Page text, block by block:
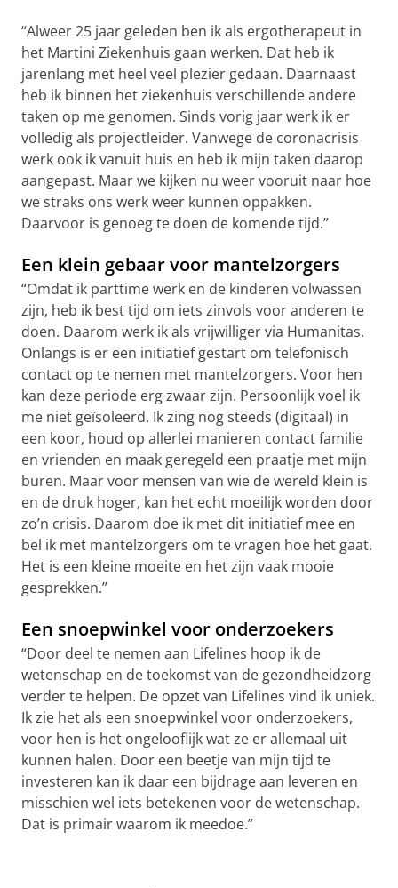
“Alweer 25 jaar geleden ben ik als ergotherapeut in
het Martini Ziekenhuis gaan werken. Dat heb ik
jarenlang met heel veel plezier gedaan. Daarnaast
heb ik binnen het ziekenhuis verschillende andere
taken op me genomen. Sinds vorig jaar werk ik er
volledig als projectleider. Vanwege de coronacrisis
werk ook ik vanuit huis en heb ik mijn taken daarop
aangepast. Maar we kijken nu weer vooruit naar hoe
we straks ons werk weer kunnen oppakken.
Daarvoor is genoeg te doen de komende tijd.”
Een klein gebaar voor mantelzorgers
“Omdat ik parttime werk en de kinderen volwassen
zijn, heb ik best tijd om iets zinvols voor anderen te
doen. Daarom werk ik als vrijwilliger via Humanitas.
Onlangs is er een initiatief gestart om telefonisch
contact op te nemen met mantelzorgers. Voor hen
kan deze periode erg zwaar zijn. Persoonlijk voel ik
me niet geïsoleerd. Ik zing nog steeds (digitaal) in
een koor, houd op allerlei manieren contact familie
en vrienden en maak geregeld een praatje met mijn
buren. Maar voor mensen van wie de wereld klein is
en de druk hoger, kan het echt moeilijk worden door
zo’n crisis. Daarom doe ik met dit initiatief mee en
bel ik met mantelzorgers om te vragen hoe het gaat.
Het is een kleine moeite en het zijn vaak mooie
gesprekken.”
Een snoepwinkel voor onderzoekers
“Door deel te nemen aan Lifelines hoop ik de
wetenschap en de toekomst van de gezondheidzorg
verder te helpen. De opzet van Lifelines vind ik uniek.
Ik zie het als een snoepwinkel voor onderzoekers,
voor hen is het ongelooflijk wat ze er allemaal uit
kunnen halen. Door een beetje van mijn tijd te
investeren kan ik daar een bijdrage aan leveren en
misschien wel iets betekenen voor de wetenschap.
Dat is primair waarom ik meedoe.”
Lifelines-deelnemer Jeannette Wijbenga over het